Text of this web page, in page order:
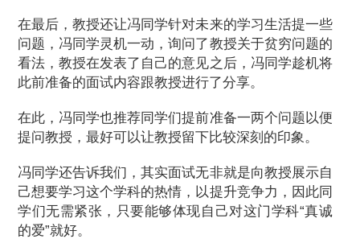
在最后，教授还让冯同学针对未来的学习生活提一些
问题，冯同学灵机一动，询问了教授关于贫穷问题的
看法，教授在发表了自己的意见之后，冯同学趁机将
此前准备的面试内容跟教授进行了分享。
在此，冯同学也推荐同学们提前准备一两个问题以便
提问教授，最好可以让教授留下比较深刻的印象。
冯同学还告诉我们，其实面试无非就是向教授展示自
己想要学习这个学科的热情，以提升竞争力，因此同
学们无需紧张，只要能够体现自己对这门学科“真诚
的爱”就好。